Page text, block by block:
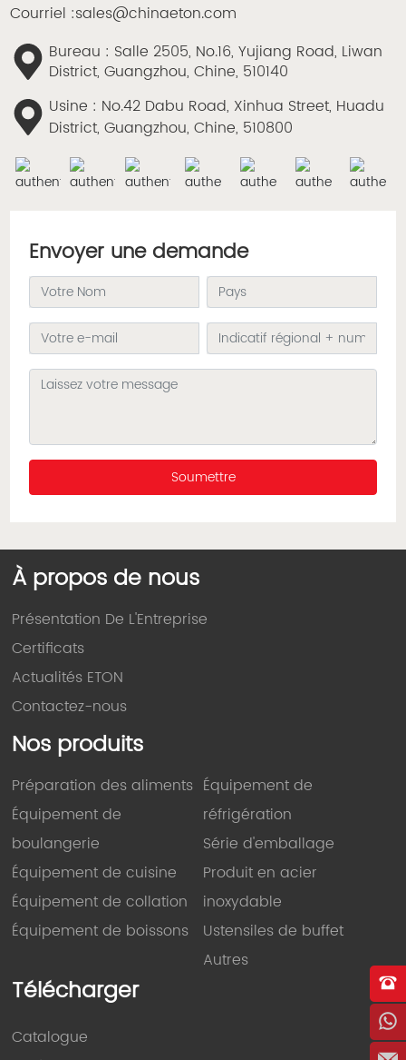
Courriel :sales@chinaeton.com
Bureau : Salle 2505, No.16, Yujiang Road, Liwan
District, Guangzhou, Chine, 510140
Usine : No.42 Dabu Road, Xinhua Street, Huadu
District, Guangzhou, Chine, 510800
Envoyer une demande
Soumettre
À propos de nous
Présentation De L'Entreprise
Certificats
Actualités ETON
Contactez-nous
Nos produits
Préparation des aliments
Équipement de
boulangerie
Équipement de cuisine
Équipement de collation
Équipement de boissons
Équipement de
réfrigération
Série d'emballage
Produit en acier
inoxydable
Ustensiles de buffet
Autres
Télécharger
Catalogue